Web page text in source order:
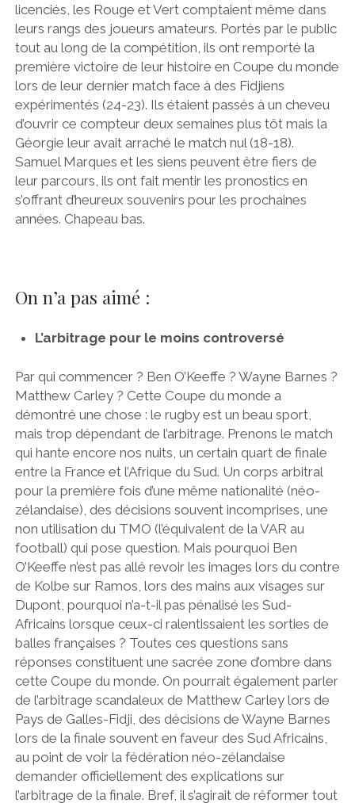
licenciés, les Rouge et Vert comptaient même dans
leurs rangs des joueurs amateurs. Portés par le public
tout au long de la compétition, ils ont remporté la
première victoire de leur histoire en Coupe du monde
lors de leur dernier match face à des Fidjiens
expérimentés (24-23). Ils étaient passés à un cheveu
d’ouvrir ce compteur deux semaines plus tôt mais la
Géorgie leur avait arraché le match nul (18-18).
Samuel Marques et les siens peuvent être fiers de
leur parcours, ils ont fait mentir les pronostics en
s’offrant d’heureux souvenirs pour les prochaines
années. Chapeau bas.
On n’a pas aimé :
L’arbitrage pour le moins controversé
Par qui commencer ? Ben O’Keeffe ? Wayne Barnes ?
Matthew Carley ? Cette Coupe du monde a
démontré une chose : le rugby est un beau sport,
mais trop dépendant de l’arbitrage. Prenons le match
qui hante encore nos nuits, un certain quart de finale
entre la France et l’Afrique du Sud. Un corps arbitral
pour la première fois d’une même nationalité (néo-
zélandaise), des décisions souvent incomprises, une
non utilisation du TMO (l’équivalent de la VAR au
football) qui pose question. Mais pourquoi Ben
O’Keeffe n’est pas allé revoir les images lors du contre
de Kolbe sur Ramos, lors des mains aux visages sur
Dupont, pourquoi n’a-t-il pas pénalisé les Sud-
Africains lorsque ceux-ci ralentissaient les sorties de
balles françaises ? Toutes ces questions sans
réponses constituent une sacrée zone d’ombre dans
cette Coupe du monde. On pourrait également parler
de l’arbitrage scandaleux de Matthew Carley lors de
Pays de Galles-Fidji, des décisions de Wayne Barnes
lors de la finale souvent en faveur des Sud Africains,
au point de voir la fédération néo-zélandaise
demander officiellement des explications sur
l’arbitrage de la finale. Bref, il s’agirait de réformer tout